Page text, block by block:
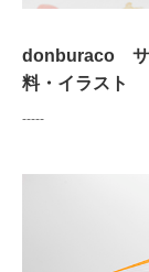
donburaco サ
料・イラスト
-----